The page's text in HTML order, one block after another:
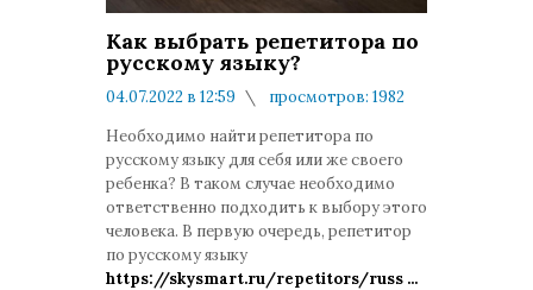
Как выбрать репетитора по
русскому языку?
04.07.2022 в 12:59
просмотров: 1982
Необходимо найти репетитора по
русскому языку для себя или же своего
ребенка? В таком случае необходимо
ответственно подходить к выбору этого
человека. В первую очередь, репетитор
по русскому языку
https://skysmart.ru/repetitors/russ ...